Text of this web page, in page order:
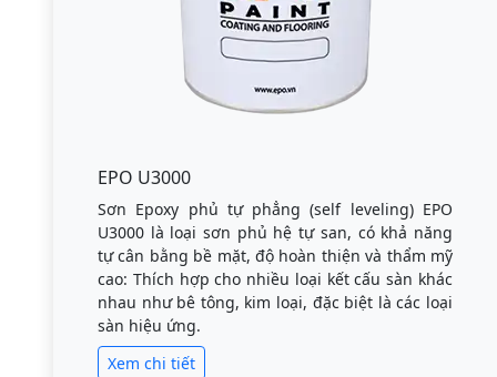
EPO U3000
Sơn Epoxy phủ tự phẳng (self leveling) EPO
U3000 là loại sơn phủ hệ tự san, có khả năng
tự cân bằng bề mặt, độ hoàn thiện và thẩm mỹ
cao: Thích hợp cho nhiều loại kết cấu sàn khác
nhau như bê tông, kim loại, đặc biệt là các loại
sàn hiệu ứng.
Xem chi tiết